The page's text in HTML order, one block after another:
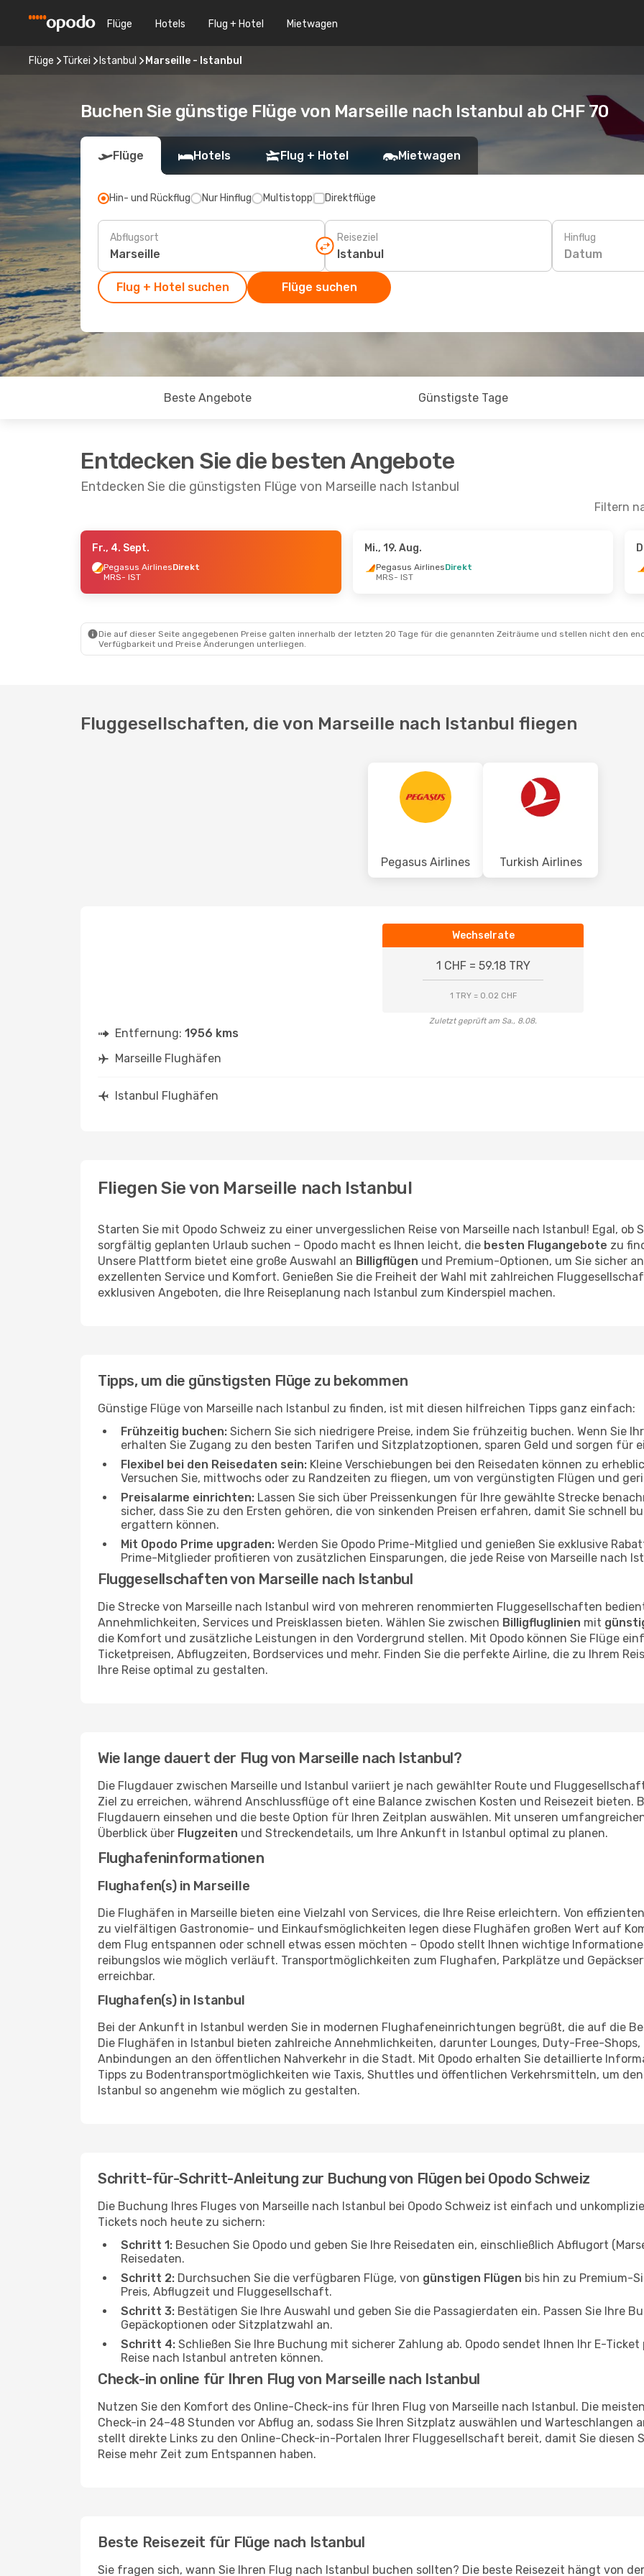
Flüge Hotels Flug + Hotel Mietwagen
Flüge Türkei Istanbul Marseille - Istanbul
Buchen Sie günstige Flüge von Marseille nach Istanbul ab CHF 70
Flüge Hotels Flug + Hotel Mietwagen
Hin- und Rückflug Nur Hinflug Multistopp Direktflüge
Abflugsort Reiseziel Hinflug
Datum
Flug + Hotel suchen Flüge suchen
Beste Angebote Günstigste Tage
Entdecken Sie die besten Angebote
Entdecken Sie die günstigsten Flüge von Marseille nach Istanbul
Filtern
- Mi., 14. Okt.
Direkt
Direkt
- So., 27. Sept. Di., 20. Okt.- Mi., 28. Okt. Mo., 17. Aug.- Mo., 24.
Fr., 4. Sept.
Pegasus AirlinesDirekt
MRS- IST
Mi., 19. Aug.
Pegasus AirlinesDirekt
MRS- IST
Die auf dieser Seite angegebenen Preise galten innerhalb der letzten 20 Tage für die genannten Zeiträume und stellen nicht den
Verfügbarkeit und Preise Änderungen unterliegen.
Fluggesellschaften, die von Marseille nach Istanbul fliegen
Pegasus Airlines Turkish Airlines
Wechselrate
1 CHF = 59.18 TRY
1 TRY = 0.02 CHF
Zuletzt geprüft am Sa., 8.08.
Entfernung: 1956 kms
Marseille Flughäfen
Istanbul Flughäfen
Fliegen Sie von Marseille nach Istanbul
Starten Sie mit Opodo Schweiz zu einer unvergesslichen Reise von Marseille nach Istanbul! Egal, ob
sorgfältig geplanten Urlaub suchen – Opodo macht es Ihnen leicht, die besten Flugangebote zu
Unsere Plattform bietet eine große Auswahl an Billigflügen und Premium-Optionen, um Sie sicher
exzellenten Service und Komfort. Genießen Sie die Freiheit der Wahl mit zahlreichen
exklusiven Angeboten, die Ihre Reiseplanung nach Istanbul zum Kinderspiel machen.
Tipps, um die günstigsten Flüge zu bekommen
Günstige Flüge von Marseille nach Istanbul zu finden, ist mit diesen hilfreichen Tipps ganz einfach:
Frühzeitig buchen: Sichern Sie sich niedrigere Preise, indem Sie frühzeitig buchen. Wenn Sie
erhalten Sie Zugang zu den besten Tarifen und Sitzplatzoptionen, sparen Geld und sorgen für
Flexibel bei den Reisedaten sein: Kleine Verschiebungen bei den Reisedaten können zu
Versuchen Sie, mittwochs oder zu Randzeiten zu fliegen, um von vergünstigten Flügen und
Preisalarme einrichten: Lassen Sie sich über Preissenkungen für Ihre gewählte Strecke
sicher, dass Sie zu den Ersten gehören, die von sinkenden Preisen erfahren, damit Sie schnell
ergattern können.
Mit Opodo Prime upgraden: Werden Sie Opodo Prime-Mitglied und genießen Sie exklusive
Prime-Mitglieder profitieren von zusätzlichen Einsparungen, die jede Reise von Marseille nach
Fluggesellschaften von Marseille nach Istanbul
Die Strecke von Marseille nach Istanbul wird von mehreren renommierten Fluggesellschaften
Annehmlichkeiten, Services und Preisklassen bieten. Wählen Sie zwischen Billigfluglinien mit
die Komfort und zusätzliche Leistungen in den Vordergrund stellen. Mit Opodo können Sie Flüge
Ticketpreisen, Abflugzeiten, Bordservices und mehr. Finden Sie die perfekte Airline, die zu Ihrem
Ihre Reise optimal zu gestalten.
Wie lange dauert der Flug von Marseille nach Istanbul?
Die Flugdauer zwischen Marseille und Istanbul variiert je nach gewählter Route und
Ziel zu erreichen, während Anschlussflüge oft eine Balance zwischen Kosten und Reisezeit bieten.
Flugdauern einsehen und die beste Option für Ihren Zeitplan auswählen. Mit unseren
Überblick über Flugzeiten und Streckendetails, um Ihre Ankunft in Istanbul optimal zu planen.
Flughafeninformationen
Flughafen(s) in Marseille
Die Flughäfen in Marseille bieten eine Vielzahl von Services, die Ihre Reise erleichtern. Von
zu vielfältigen Gastronomie- und Einkaufsmöglichkeiten legen diese Flughäfen großen Wert auf
dem Flug entspannen oder schnell etwas essen möchten – Opodo stellt Ihnen wichtige
reibungslos wie möglich verläuft. Transportmöglichkeiten zum Flughafen, Parkplätze und
erreichbar.
Flughafen(s) in Istanbul
Bei der Ankunft in Istanbul werden Sie in modernen Flughafeneinrichtungen begrüßt, die auf die
Die Flughäfen in Istanbul bieten zahlreiche Annehmlichkeiten, darunter Lounges, Duty-Free-Shops,
Anbindungen an den öffentlichen Nahverkehr in die Stadt. Mit Opodo erhalten Sie detaillierte
Tipps zu Bodentransportmöglichkeiten wie Taxis, Shuttles und öffentlichen Verkehrsmitteln, um
Istanbul so angenehm wie möglich zu gestalten.
Schritt-für-Schritt-Anleitung zur Buchung von Flügen bei Opodo Schweiz
Die Buchung Ihres Fluges von Marseille nach Istanbul bei Opodo Schweiz ist einfach und
Tickets noch heute zu sichern:
Schritt 1: Besuchen Sie Opodo und geben Sie Ihre Reisedaten ein, einschließlich Abflugort
Reisedaten.
Schritt 2: Durchsuchen Sie die verfügbaren Flüge, von günstigen Flügen bis hin zu Premium-
Preis, Abflugzeit und Fluggesellschaft.
Schritt 3: Bestätigen Sie Ihre Auswahl und geben Sie die Passagierdaten ein. Passen Sie Ihre
Gepäckoptionen oder Sitzplatzwahl an.
Schritt 4: Schließen Sie Ihre Buchung mit sicherer Zahlung ab. Opodo sendet Ihnen Ihr E-
Reise nach Istanbul antreten können.
Check-in online für Ihren Flug von Marseille nach Istanbul
Nutzen Sie den Komfort des Online-Check-ins für Ihren Flug von Marseille nach Istanbul. Die
Check-in 24–48 Stunden vor Abflug an, sodass Sie Ihren Sitzplatz auswählen und Warteschlangen
stellt direkte Links zu den Online-Check-in-Portalen Ihrer Fluggesellschaft bereit, damit Sie diesen
Reise mehr Zeit zum Entspannen haben.
Beste Reisezeit für Flüge nach Istanbul
Sie fragen sich, wann Sie Ihren Flug nach Istanbul buchen sollten? Die beste Reisezeit hängt von